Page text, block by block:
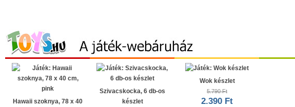
Hawaii szoknya, 78 x 40
Szivacskocka, 6 db-os
készlet
Wok készlet
5.790 Ft
2.390 Ft